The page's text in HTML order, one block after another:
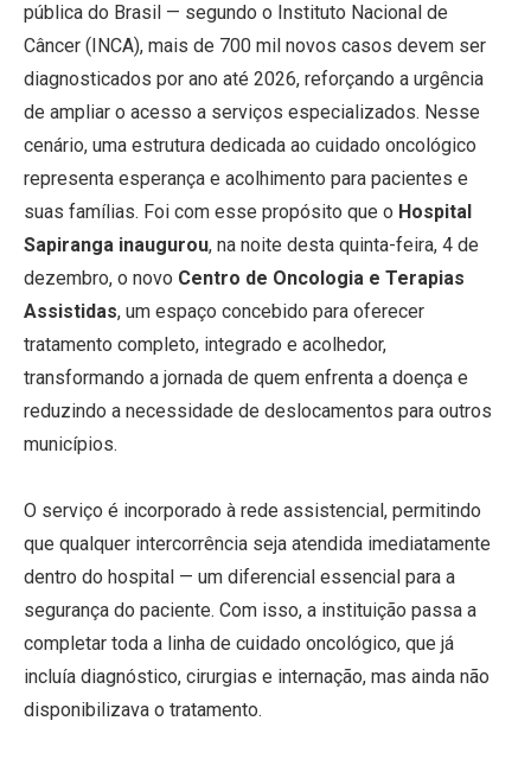
pública do Brasil — segundo o Instituto Nacional de
Câncer (INCA), mais de 700 mil novos casos devem ser
diagnosticados por ano até 2026, reforçando a urgência
de ampliar o acesso a serviços especializados. Nesse
cenário, uma estrutura dedicada ao cuidado oncológico
representa esperança e acolhimento para pacientes e
suas famílias. Foi com esse propósito que o Hospital
Sapiranga inaugurou, na noite desta quinta-feira, 4 de
dezembro, o novo Centro de Oncologia e Terapias
Assistidas, um espaço concebido para oferecer
tratamento completo, integrado e acolhedor,
transformando a jornada de quem enfrenta a doença e
reduzindo a necessidade de deslocamentos para outros
municípios.
O serviço é incorporado à rede assistencial, permitindo
que qualquer intercorrência seja atendida imediatamente
dentro do hospital — um diferencial essencial para a
segurança do paciente. Com isso, a instituição passa a
completar toda a linha de cuidado oncológico, que já
incluía diagnóstico, cirurgias e internação, mas ainda não
disponibilizava o tratamento.